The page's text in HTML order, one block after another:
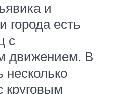
и
города есть
с
движением. В
несколько
круговым